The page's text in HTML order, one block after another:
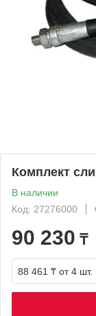
Комплект
В наличии
Код: 27276000
90 230 ₸
88 461 ₸ от 4 шт.